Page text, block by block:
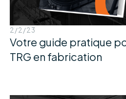
2/2/23
Votre guide pratique
TRG en fabrication